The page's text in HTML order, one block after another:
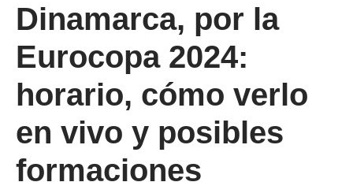
Dinamarca, por la
Eurocopa 2024:
horario, cómo verlo
en vivo y posibles
formaciones